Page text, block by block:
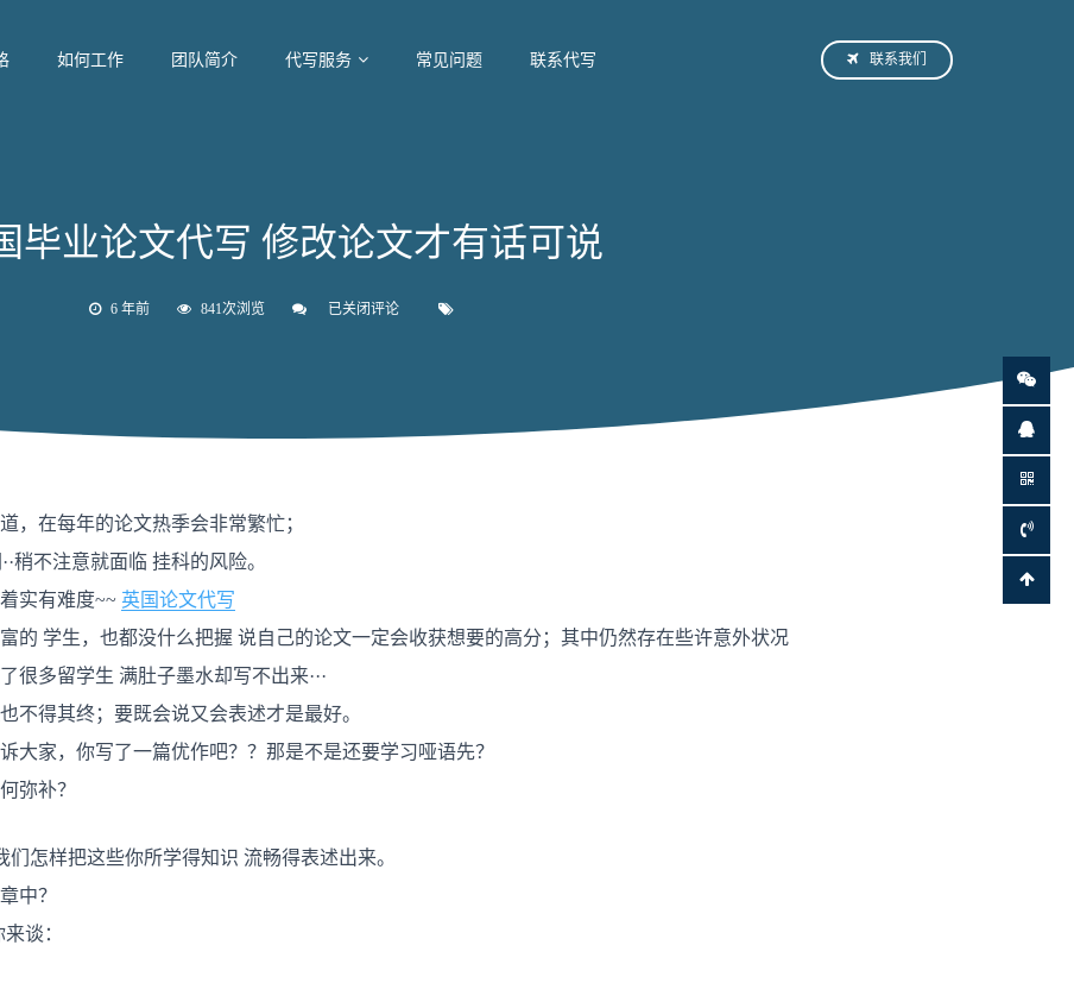
如何工作 团队简介 代写服务 常见问题 联系代写 联系我们
毕业论文代写 修改论文才有话可说
6 年前 841次浏览
英
说
已关闭评论
，在每年的论文热季会非常繁忙；
稍不注意就面临 挂科的风险。
实有难度~~ 英国论文代写
的 学生，也都没什么把握 说自己的论文一定会收获想要的高分；其中仍然存在些许意外状况
很多留学生 满肚子墨水却写不出来···
不得其终；要既会说又会表述才是最好。
大家，你写了一篇优作吧？？那是不是还要学习哑语先？
弥补？
怎样把这些你所学得知识 流畅得表述出来。
中？
谈：